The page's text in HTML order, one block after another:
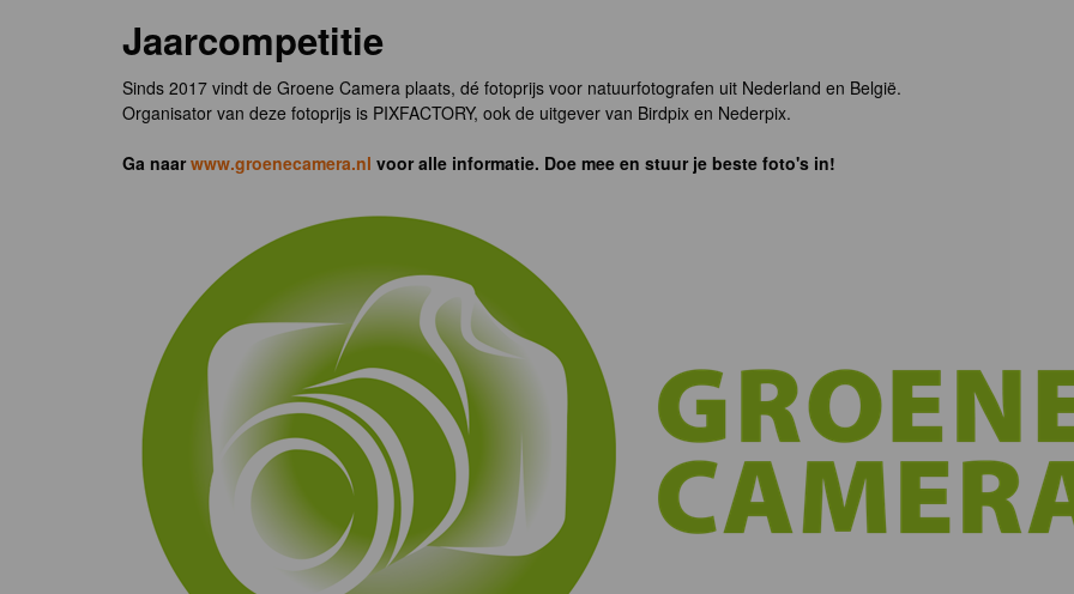
Jaarcompetitie
Sinds 2017 vindt de Groene Camera plaats, dé fotoprijs voor natuurfotografen uit Nederland en België.
Organisator van deze fotoprijs is PIXFACTORY, ook de uitgever van Birdpix en Nederpix.
Ga naarwww.groenecamera.nl voor alle informatie. Doe mee en stuur je beste foto's in!